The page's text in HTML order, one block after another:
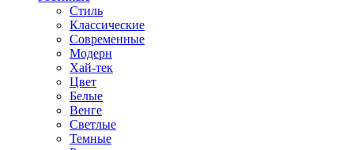
Стиль
Классические
Современные
Модерн
Хай-тек
Цвет
Белые
Венге
Светлые
Темные